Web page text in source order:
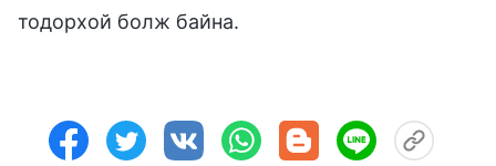
тодорхой болж байна.